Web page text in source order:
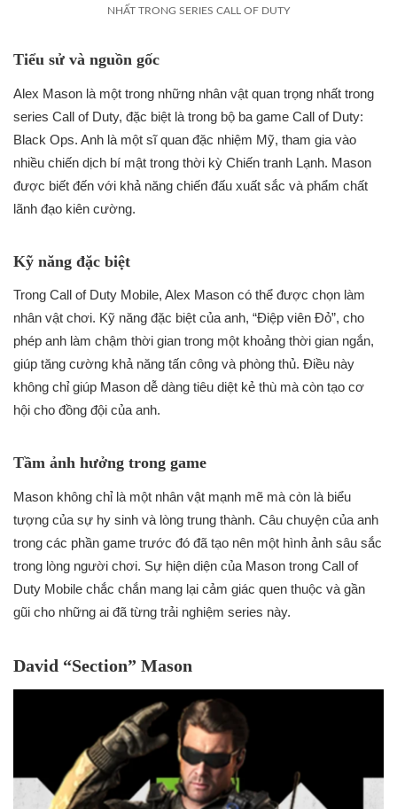
NHẤT TRONG SERIES CALL OF DUTY
Tiểu sử và nguồn gốc
Alex Mason là một trong những nhân vật quan trọng nhất trong
series Call of Duty, đặc biệt là trong bộ ba game Call of Duty:
Black Ops. Anh là một sĩ quan đặc nhiệm Mỹ, tham gia vào
nhiều chiến dịch bí mật trong thời kỳ Chiến tranh Lạnh. Mason
được biết đến với khả năng chiến đấu xuất sắc và phẩm chất
lãnh đạo kiên cường.
Kỹ năng đặc biệt
Trong Call of Duty Mobile, Alex Mason có thể được chọn làm
nhân vật chơi. Kỹ năng đặc biệt của anh, “Điệp viên Đỏ”, cho
phép anh làm chậm thời gian trong một khoảng thời gian ngắn,
giúp tăng cường khả năng tấn công và phòng thủ. Điều này
không chỉ giúp Mason dễ dàng tiêu diệt kẻ thù mà còn tạo cơ
hội cho đồng đội của anh.
Tầm ảnh hưởng trong game
Mason không chỉ là một nhân vật mạnh mẽ mà còn là biểu
tượng của sự hy sinh và lòng trung thành. Câu chuyện của anh
trong các phần game trước đó đã tạo nên một hình ảnh sâu sắc
trong lòng người chơi. Sự hiện diện của Mason trong Call of
Duty Mobile chắc chắn mang lại cảm giác quen thuộc và gần
gũi cho những ai đã từng trải nghiệm series này.
David “Section” Mason